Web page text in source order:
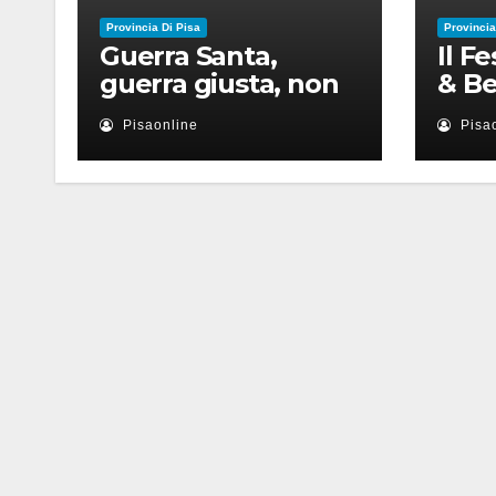
Provincia Di Pisa
Guerra Santa,
guerra giusta, non
violenza: le religioni
nel nuovo disordine
mondiale
Pisaonline
Il
&
con